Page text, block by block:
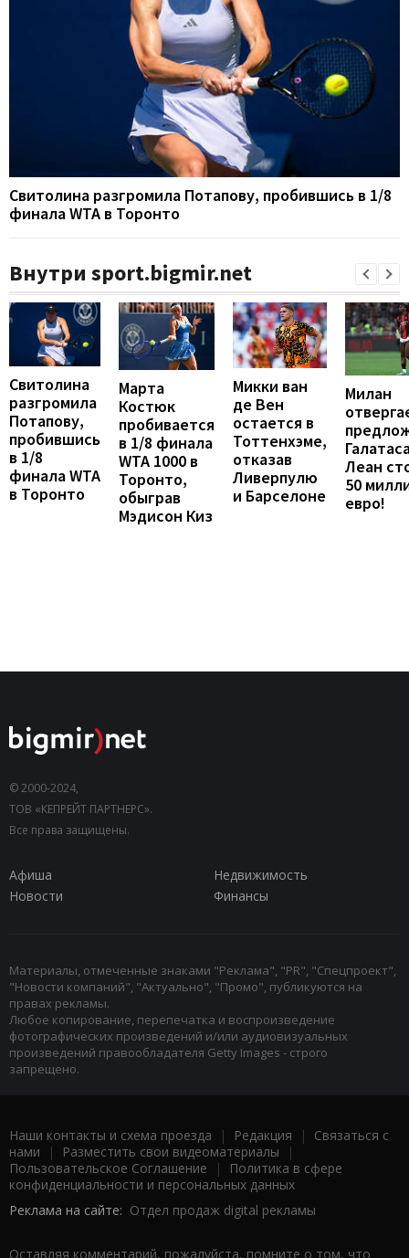
Свитолина разгромила Потапову, пробившись в 1/8
финала WTA в Торонто
Внутри sport.bigmir.net
Свитолина
разгромила
Потапову,
пробившись
в 1/8
финала WTA
в Торонто
Марта
Костюк
пробивается
в 1/8 финала
WTA 1000 в
Торонто,
обыграв
Мэдисон Киз
Микки ван
де Вен
остается в
Тоттенхэме,
отказав
Ливерпулю
и Барселоне
Милан
Леан
50
евро!
© 2000-2024,
ТОВ «КЕПРЕЙТ ПАРТНЕРС».
Все права защищены.
Афиша
Недвижимость
Новости
Финансы
Материалы, отмеченные знаками "Реклама", "PR", "Спецпроект",
"Новости компаний", "Актуально", "Промо", публикуются на
правах рекламы.
Любое копирование, перепечатка и воспроизведение
фотографических произведений и/или аудиовизуальных
произведений правообладателя Getty Images - строго
запрещено.
Наши контакты и схема проезда | Редакция | Связаться с
нами | Разместить свои видеоматериалы |
Пользовательское Соглашение |
Политика в сфере
конфиденциальности и персональных данных
Реклама на сайте: Отдел продаж digital рекламы
Оставляя комментарий, пожалуйста, помните о том, что